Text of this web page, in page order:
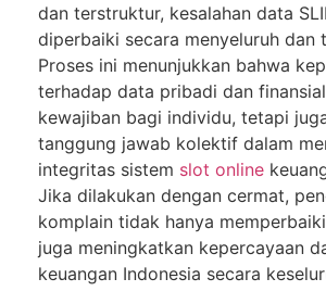
dan terstruktur, kesalahan data
diperbaiki secara menyeluruh dan
Proses ini menunjukkan bahwa
terhadap data pribadi dan
kewajiban bagi individu, tetapi
tanggung jawab kolektif dalam
integritas sistem slot online
Jika dilakukan dengan cermat,
komplain tidak hanya
juga meningkatkan kepercayaan
keuangan Indonesia secara